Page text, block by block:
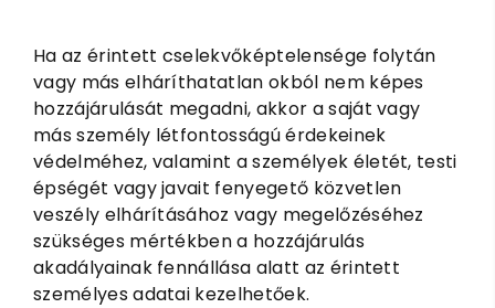
Ha az érintett cselekvőképtelensége folytán
vagy más elháríthatatlan okból nem képes
hozzájárulását megadni, akkor a saját vagy
más személy létfontosságú érdekeinek
védelméhez, valamint a személyek életét, testi
épségét vagy javait fenyegető közvetlen
veszély elhárításához vagy megelőzéséhez
szükséges mértékben a hozzájárulás
akadályainak fennállása alatt az érintett
személyes adatai kezelhetőek.